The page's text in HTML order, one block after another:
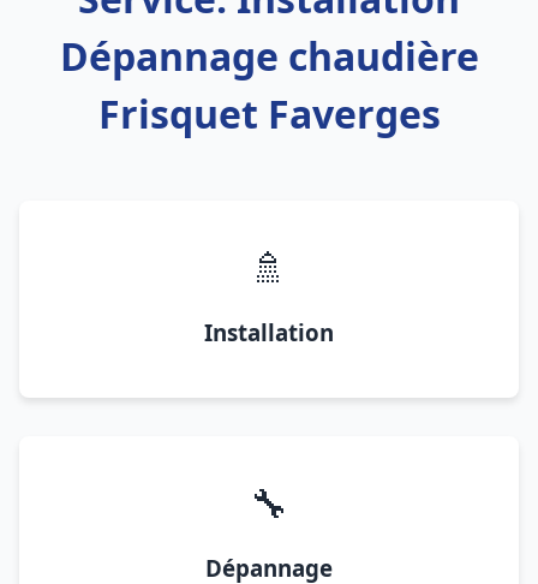
Dépannage chaudière
Frisquet Faverges
🚿
Installation
🔧
Dépannage